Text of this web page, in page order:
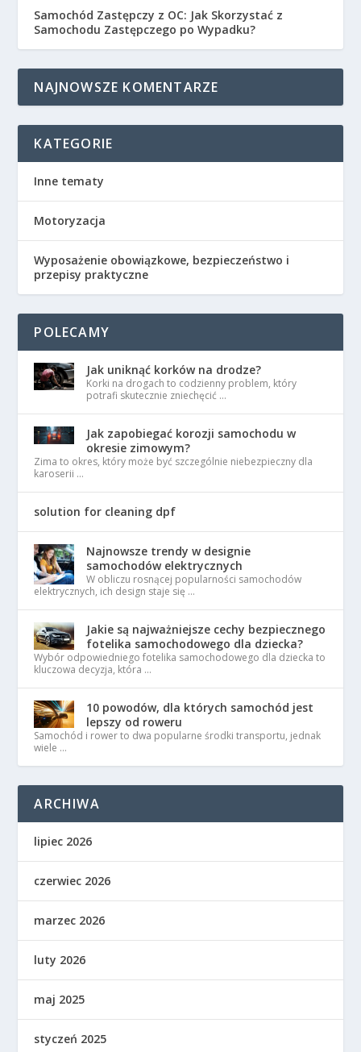
Samochód Zastępczy z OC: Jak Skorzystać z
Samochodu Zastępczego po Wypadku?
NAJNOWSZE KOMENTARZE
KATEGORIE
Inne tematy
Motoryzacja
Wyposażenie obowiązkowe, bezpieczeństwo i
przepisy praktyczne
POLECAMY
Jak uniknąć korków na drodze?
Korki na drogach to codzienny problem, który
potrafi skutecznie zniechęcić …
Jak zapobiegać korozji samochodu w
okresie zimowym?
Zima to okres, który może być szczególnie niebezpieczny dla
karoserii …
solution for cleaning dpf
Najnowsze trendy w designie
samochodów elektrycznych
W obliczu rosnącej popularności samochodów
elektrycznych, ich design staje się …
Jakie są najważniejsze cechy bezpiecznego
fotelika samochodowego dla dziecka?
Wybór odpowiedniego fotelika samochodowego dla dziecka to
kluczowa decyzja, która …
10 powodów, dla których samochód jest
lepszy od roweru
Samochód i rower to dwa popularne środki transportu, jednak
wiele …
ARCHIWA
lipiec 2026
czerwiec 2026
marzec 2026
luty 2026
maj 2025
styczeń 2025